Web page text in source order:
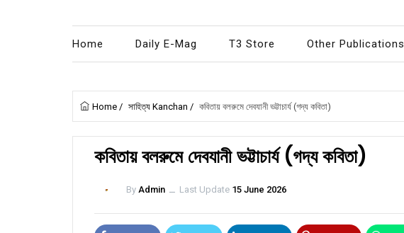
Home Daily E-Mag T3 Store Other Publications
Home / সাহিত্য Kanchan / কবিতায় বলরুমে দেবযানী ভট্টাচার্য (গদ্য কবিতা)
কবিতায় বলরুমে দেবযানী ভট্টাচার্য (গদ্য কবিতা)
By Admin ــ Last Update 15 June 2026